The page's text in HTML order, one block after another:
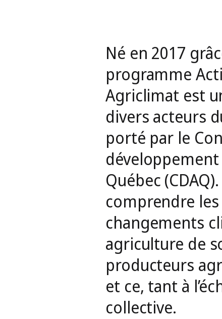
Né en 2017
programme
Agriclimat est
divers acteurs
porté par le
développement
Québec
comprendre
changements
agriculture de
producteurs
et ce, tant à
collective.